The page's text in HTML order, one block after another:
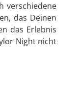
verschiedene
das Deinen
das Erlebnis
Night nicht